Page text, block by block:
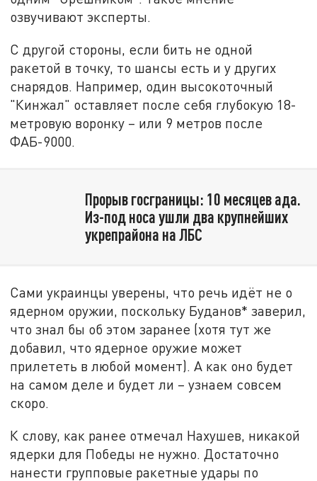
озвучивают эксперты.
С другой стороны, если бить не одной
ракетой в точку, то шансы есть и у других
снарядов. Например, один высокоточный
"Кинжал" оставляет после себя глубокую 18-
метровую воронку – или 9 метров после
ФАБ-9000.
Прорыв госграницы: 10 месяцев ада.
Из-под носа ушли два крупнейших
укрепрайона на ЛБС
Сами украинцы уверены, что речь идёт не о
ядерном оружии, поскольку Буданов* заверил,
что знал бы об этом заранее (хотя тут же
добавил, что ядерное оружие может
прилететь в любой момент). А как оно будет
на самом деле и будет ли – узнаем совсем
скоро.
К слову, как ранее отмечал Нахушев, никакой
ядерки для Победы не нужно. Достаточно
нанести групповые ракетные удары по